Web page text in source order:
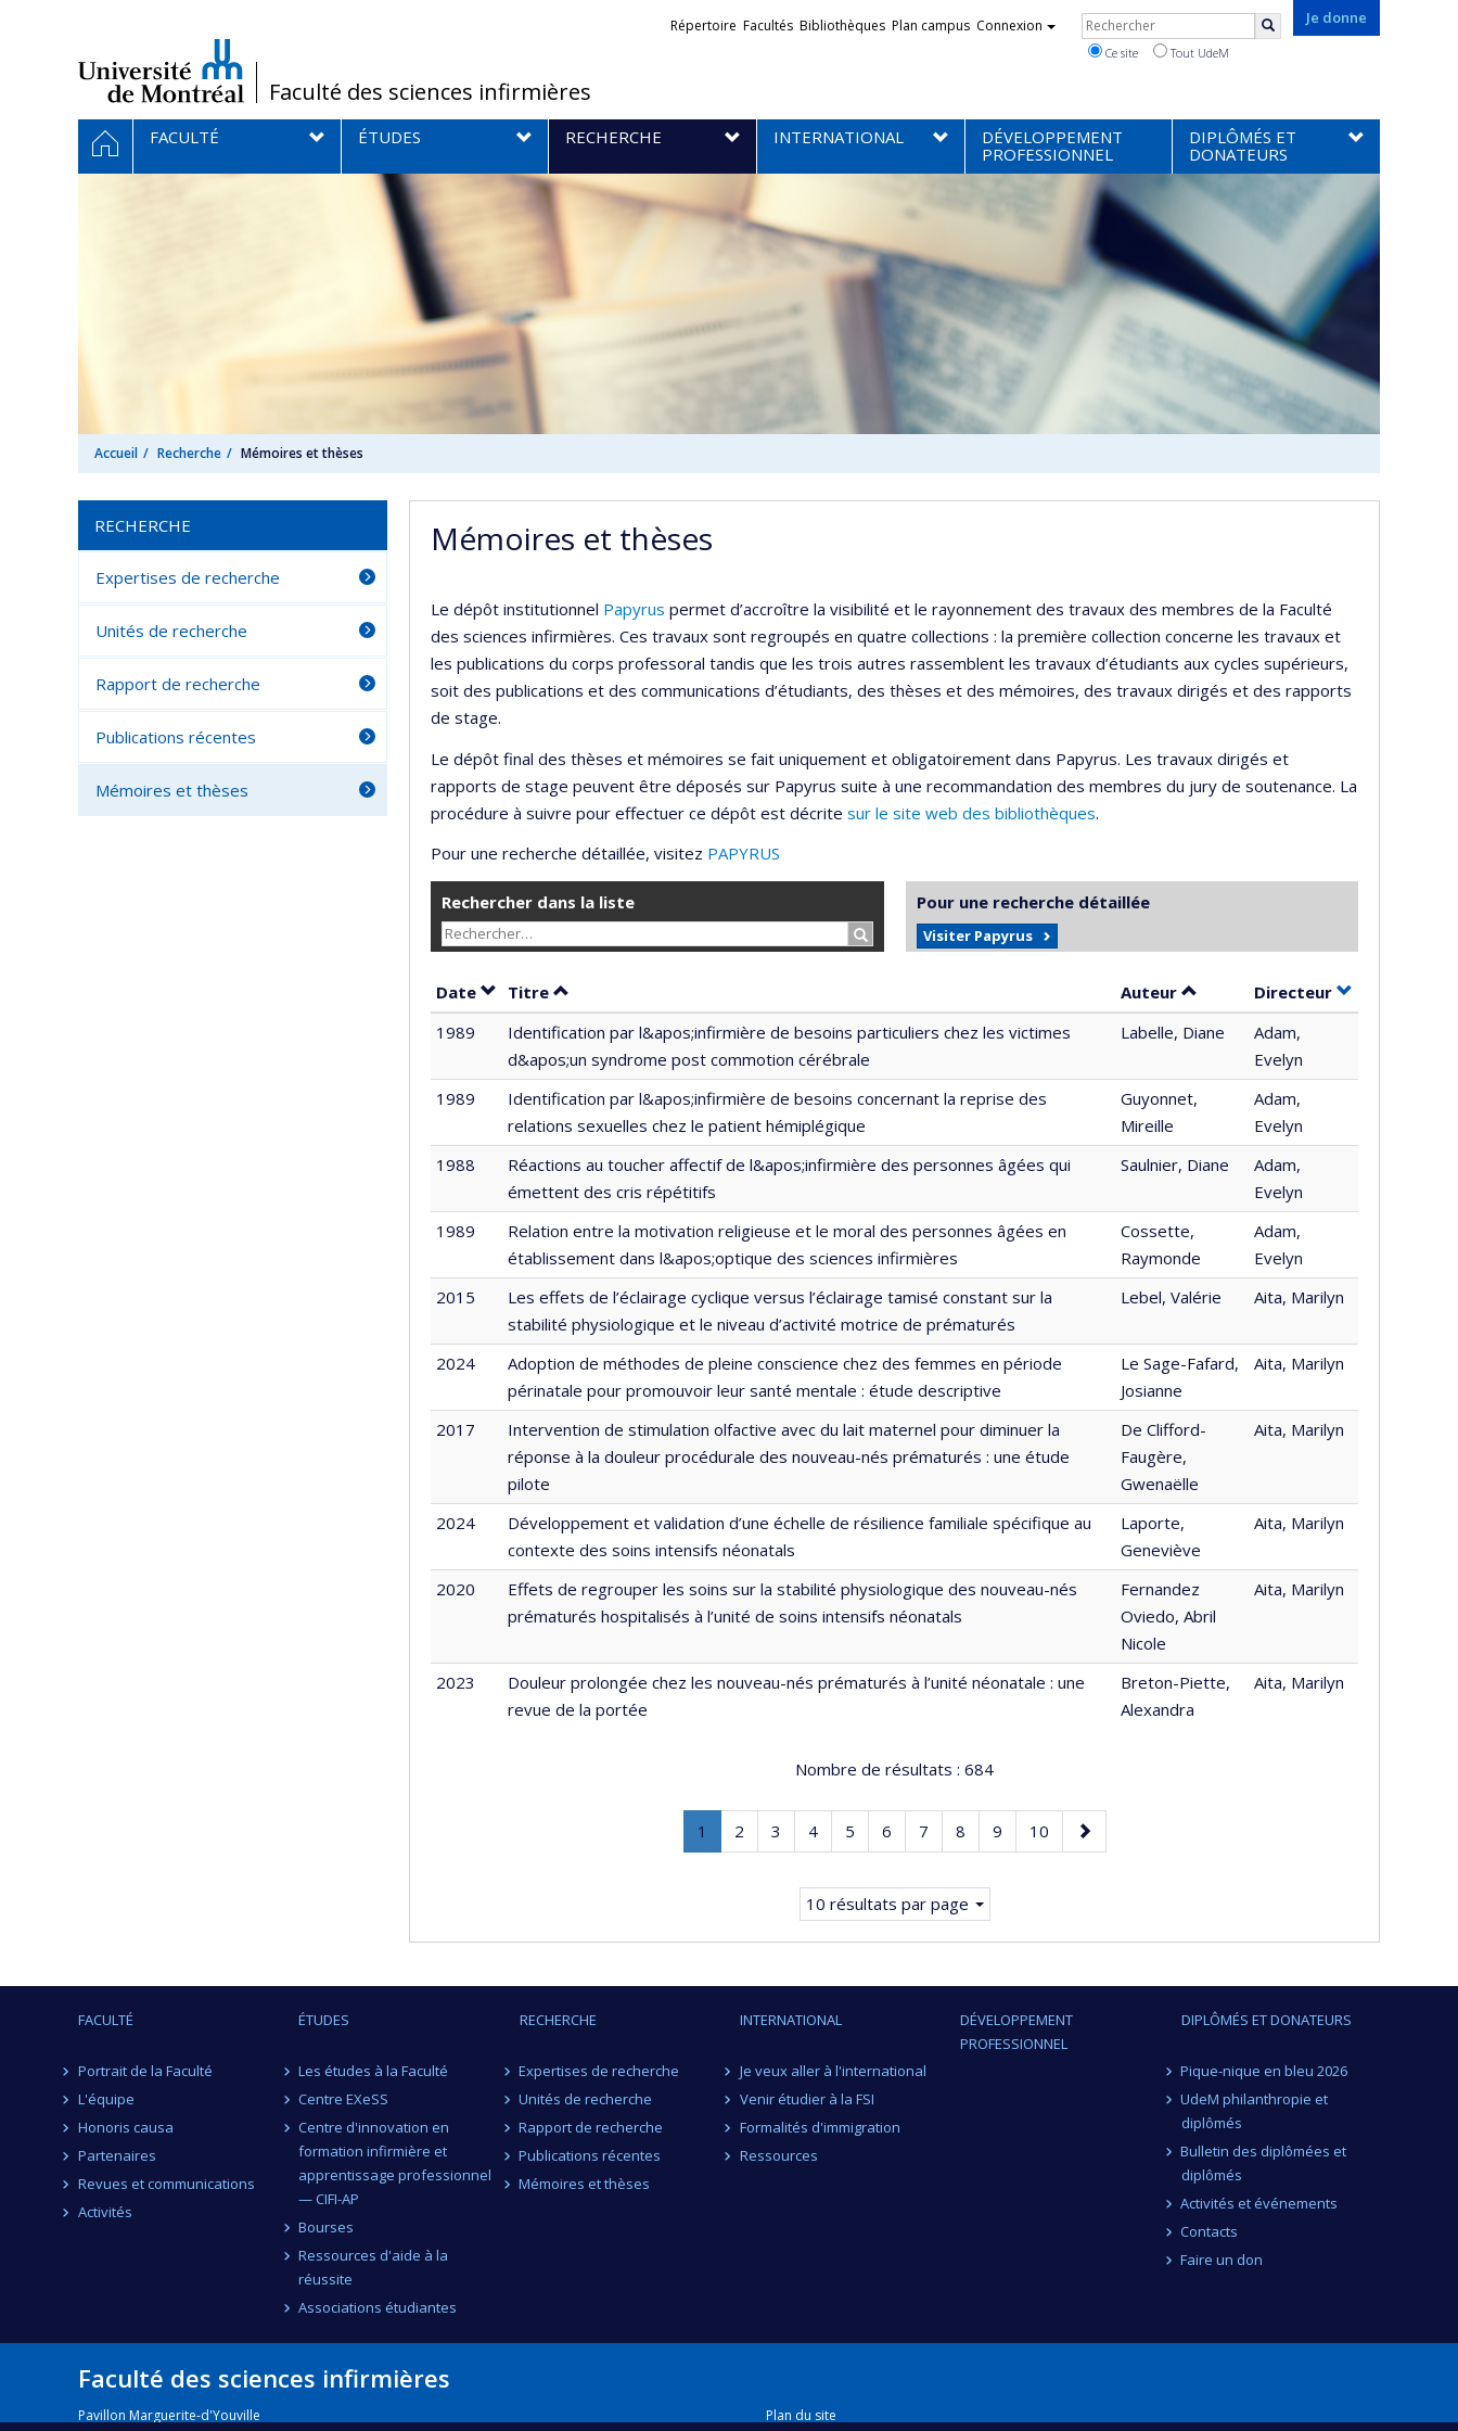
/Faculté des sciences infirmières
Je donne
Liens
Répertoire Facultés Bibliothèques Plan campus Connexion Rechercher
Ce site Tout UdeM
Navigation
principale
ACCUEIL
FACULTÉ ÉTUDES RECHERCHE INTERNATIONAL
DÉVELOPPEMENT
PROFESSIONNEL
DIPLÔMÉS ET
DONATEURS
Accueil Recherche Mémoires et thèses
Mémoires et thèses
Le dépôt institutionnel Papyrus permet d’accroître la visibilité et le rayonnement des travaux des membres de la Faculté
des sciences infirmières. Ces travaux sont regroupés en quatre collections : la première collection concerne les travaux et
les publications du corps professoral tandis que les trois autres rassemblent les travaux d’étudiants aux cycles supérieurs,
soit des publications et des communications d’étudiants, des thèses et des mémoires, des travaux dirigés et des rapports
de stage.
Le dépôt final des thèses et mémoires se fait uniquement et obligatoirement dans Papyrus. Les travaux dirigés et
rapports de stage peuvent être déposés sur Papyrus suite à une recommandation des membres du jury de soutenance. La
procédure à suivre pour effectuer ce dépôt est décrite sur le site web des bibliothèques.
Pour une recherche détaillée, visitez PAPYRUS
Rechercher dans la liste
Rechercher…
Pour une recherche détaillée
Visiter Papyrus
Date Trier par date en ordre croissant
Titre Trier par titre en ordre croissant Auteur Trier par auteur en ordre
Directeur par
1989
Identification par l&apos;infirmière de besoins particuliers chez les victimes
d&apos;un syndrome post commotion cérébrale
Labelle, Diane
Adam,
Evelyn
1989
Identification par l&apos;infirmière de besoins concernant la reprise des
relations sexuelles chez le patient hémiplégique
Guyonnet,
Mireille
Adam,
Evelyn
1988
Réactions au toucher affectif de l&apos;infirmière des personnes âgées qui
émettent des cris répétitifs
Saulnier, Diane
Adam,
Evelyn
1989
Relation entre la motivation religieuse et le moral des personnes âgées en
établissement dans l&apos;optique des sciences infirmières
Cossette,
Raymonde
Adam,
Evelyn
2015
Les effets de l’éclairage cyclique versus l’éclairage tamisé constant sur la
stabilité physiologique et le niveau d’activité motrice de prématurés
Lebel, Valérie Aita, Marilyn
2024
Adoption de méthodes de pleine conscience chez des femmes en période
périnatale pour promouvoir leur santé mentale : étude descriptive
Le Sage-Fafard,
Josianne
Aita, Marilyn
2017
Intervention de stimulation olfactive avec du lait maternel pour diminuer la
réponse à la douleur procédurale des nouveau-nés prématurés : une étude
pilote
De Clifford-
Faugère,
Gwenaëlle
Aita, Marilyn
2024
Développement et validation d’une échelle de résilience familiale spécifique au
contexte des soins intensifs néonatals
Laporte,
Geneviève
Aita, Marilyn
2020
Effets de regrouper les soins sur la stabilité physiologique des nouveau-nés
prématurés hospitalisés à l’unité de soins intensifs néonatals
Fernandez
Oviedo, Abril
Nicole
Aita, Marilyn
2023
Douleur prolongée chez les nouveau-nés prématurés à l’unité néonatale : une
revue de la portée
Breton-Piette,
Alexandra
Aita, Marilyn
Nombre de résultats : 684
Page
1
Page
Page
2 Page
3 Page
4 Page
5 Page
6 Page
7 Page
8 Page
9 Page
10
Page
suivante
10 résultats par page
RECHERCHE
Expertises de recherche
Unités de recherche
Rapport de recherche
Publications récentes
Mémoires et thèses
FACULTÉ
Portrait de la Faculté
L'équipe
Honoris causa
Partenaires
Revues et communications
Activités
ÉTUDES
Les études à la Faculté
Centre EXeSS
Centre d'innovation en
formation infirmière et
apprentissage professionnel
— CIFI-AP
Bourses
Ressources d'aide à la
réussite
Associations étudiantes
RECHERCHE
Expertises de recherche
Unités de recherche
Rapport de recherche
Publications récentes
Mémoires et thèses
INTERNATIONAL
Je veux aller à l'international
Venir étudier à la FSI
Formalités d'immigration
Ressources
DÉVELOPPEMENT
PROFESSIONNEL
DIPLÔMÉS ET DONATEURS
Pique-nique en bleu 2026
UdeM philanthropie et
diplômés
Bulletin des diplômées et
diplômés
Activités et événements
Contacts
Faire un don
Faculté des sciences infirmières
Pavillon Marguerite-d'Youville
Plan du site